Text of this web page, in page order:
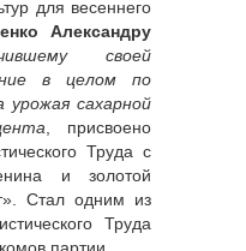
для весеннего
Александру
своей
в целом по
урожая сахарной
, присвоено
Труда с
и золотой
Стал одним из
Труда
партии.